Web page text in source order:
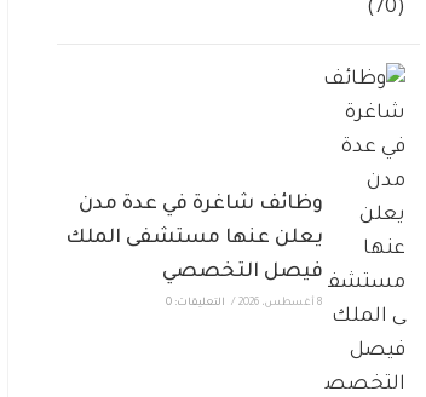
وظائف شاغرة في عدة مدن
يعلن عنها مستشفى الملك
فيصل التخصصي
8 أغسطس، 2026 / التعليقات: 0